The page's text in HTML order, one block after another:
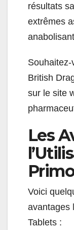
résultats
extrêmes
British
sur le site
Les
Voici
avantages
Tablets :